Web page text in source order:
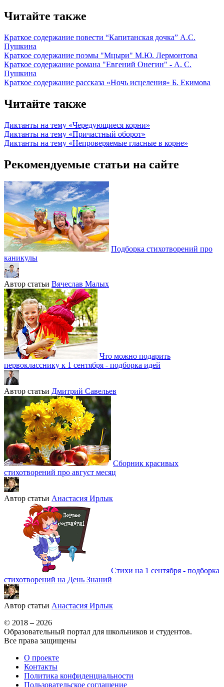
Читайте также
Краткое содержание повести “Капитанская дочка” А.С.
Пушкина
Краткое содержание поэмы "Мцыри" М.Ю. Лермонтова
Краткое содержание романа "Евгений Онегин" - А. С.
Пушкина
Краткое содержание рассказа «Ночь исцеления» Б. Екимова
Читайте также
Диктанты на тему «Чередующиеся корни»
Диктанты на тему «Причастный оборот»
Диктанты на тему «Непроверяемые гласные в корне»
Рекомендуемые статьи на сайте
Подборка стихотворений про
каникулы
Автор статьи Вячеслав Малых
Что можно подарить
первокласснику к 1 сентября - подборка идей
Автор статьи Дмитрий Савельев
Сборник красивых
стихотворений про август месяц
Автор статьи Анастасия Ирлык
Стихи на 1 сентября - подборка
стихотворений на День Знаний
Автор статьи Анастасия Ирлык
© 2018 – 2026
Образовательный портал для школьников и студентов.
Все права защищены
О проекте
Контакты
Политика конфиденциальности
Пользовательское соглашение